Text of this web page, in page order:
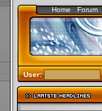
Home Forum
User: